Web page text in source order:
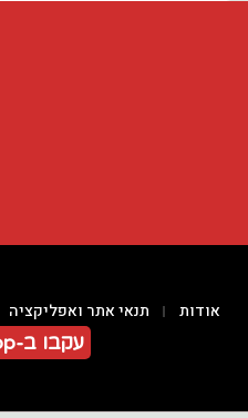
אודות תנאי אתר ואפליקציה
עקבו ב-WhatsApp